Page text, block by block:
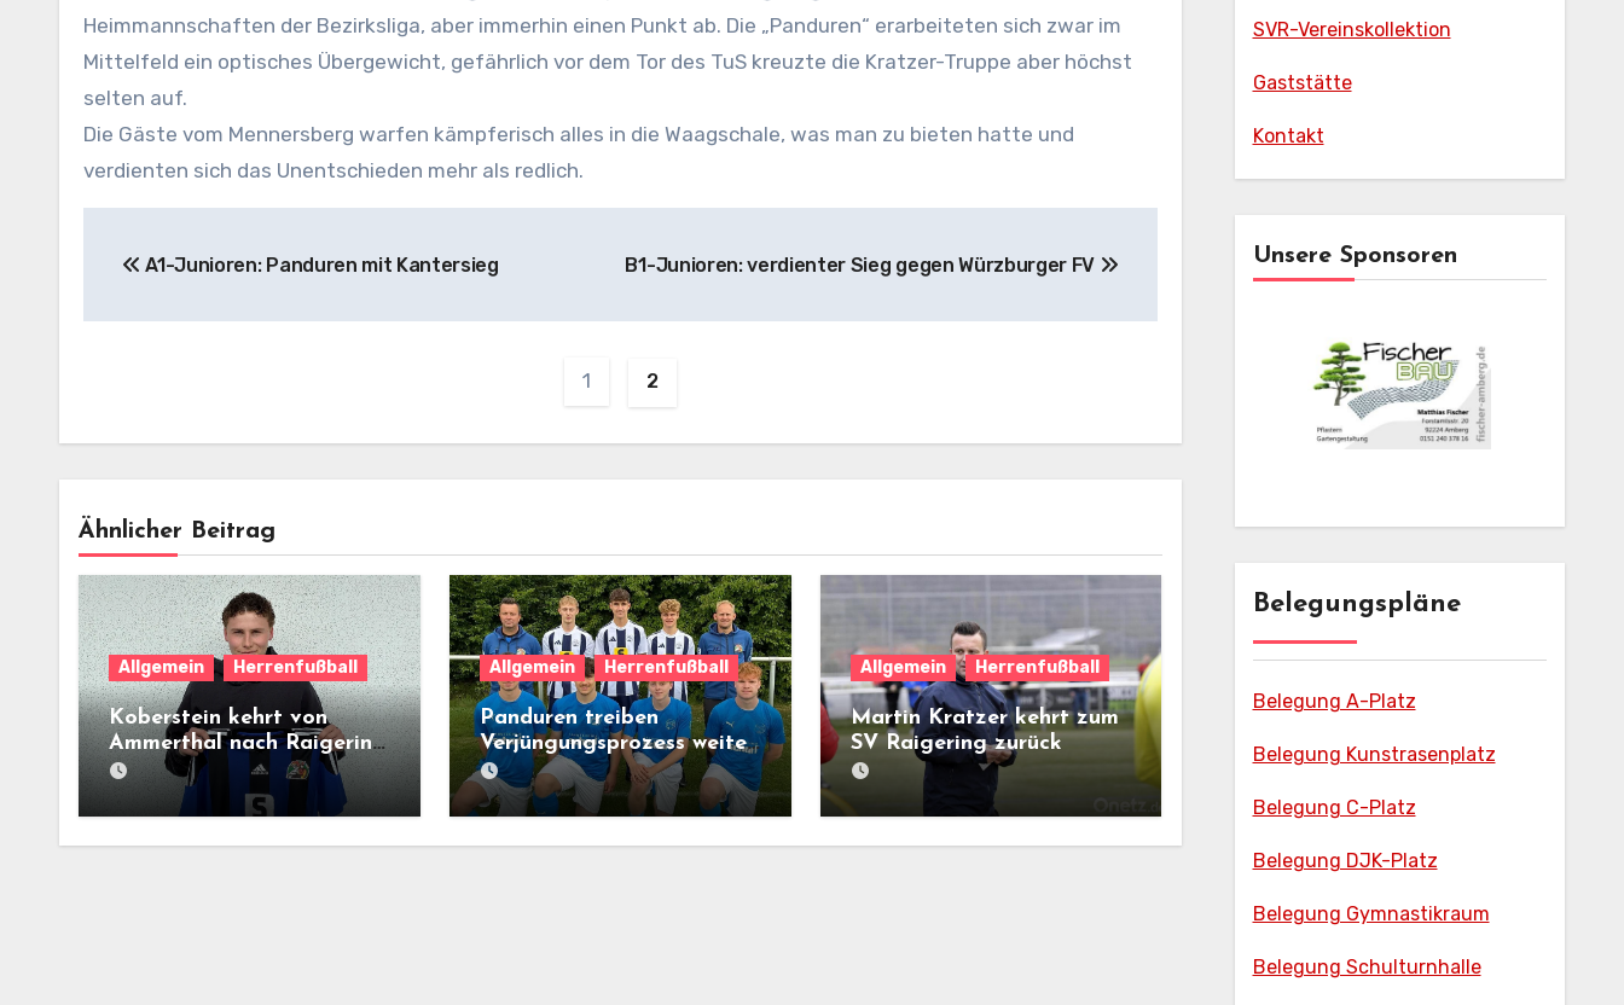
Heimmannschaften der Bezirksliga, aber immerhin einen Punkt ab. Die „Panduren“ erarbeiteten sich zwar im
Mittelfeld ein optisches Übergewicht, gefährlich vor dem Tor des TuS kreuzte die Kratzer-Truppe aber höchst
selten auf.
Die Gäste vom Mennersberg warfen kämpferisch alles in die Waagschale, was man zu bieten hatte und
verdienten sich das Unentschieden mehr als redlich.
A1-Junioren: Panduren mit Kantersieg B1-Junioren: verdienter Sieg gegen Würzburger FV
1 2
Ähnlicher Beitrag
Allgemein Herrenfußball
Koberstein kehrt von
Ammerthal nach Raigering
zurück
Allgemein Herrenfußball
Panduren treiben
Verjüngungsprozess weiter
voran
Allgemein Herrenfußball
Martin Kratzer kehrt zum
SV Raigering zurück
SVR-Vereinskollektion
Gaststätte
Kontakt
Unsere Sponsoren
Belegungspläne
Belegung A-Platz
Belegung Kunstrasenplatz
Belegung C-Platz
Belegung DJK-Platz
Belegung Gymnastikraum
Belegung Schulturnhalle